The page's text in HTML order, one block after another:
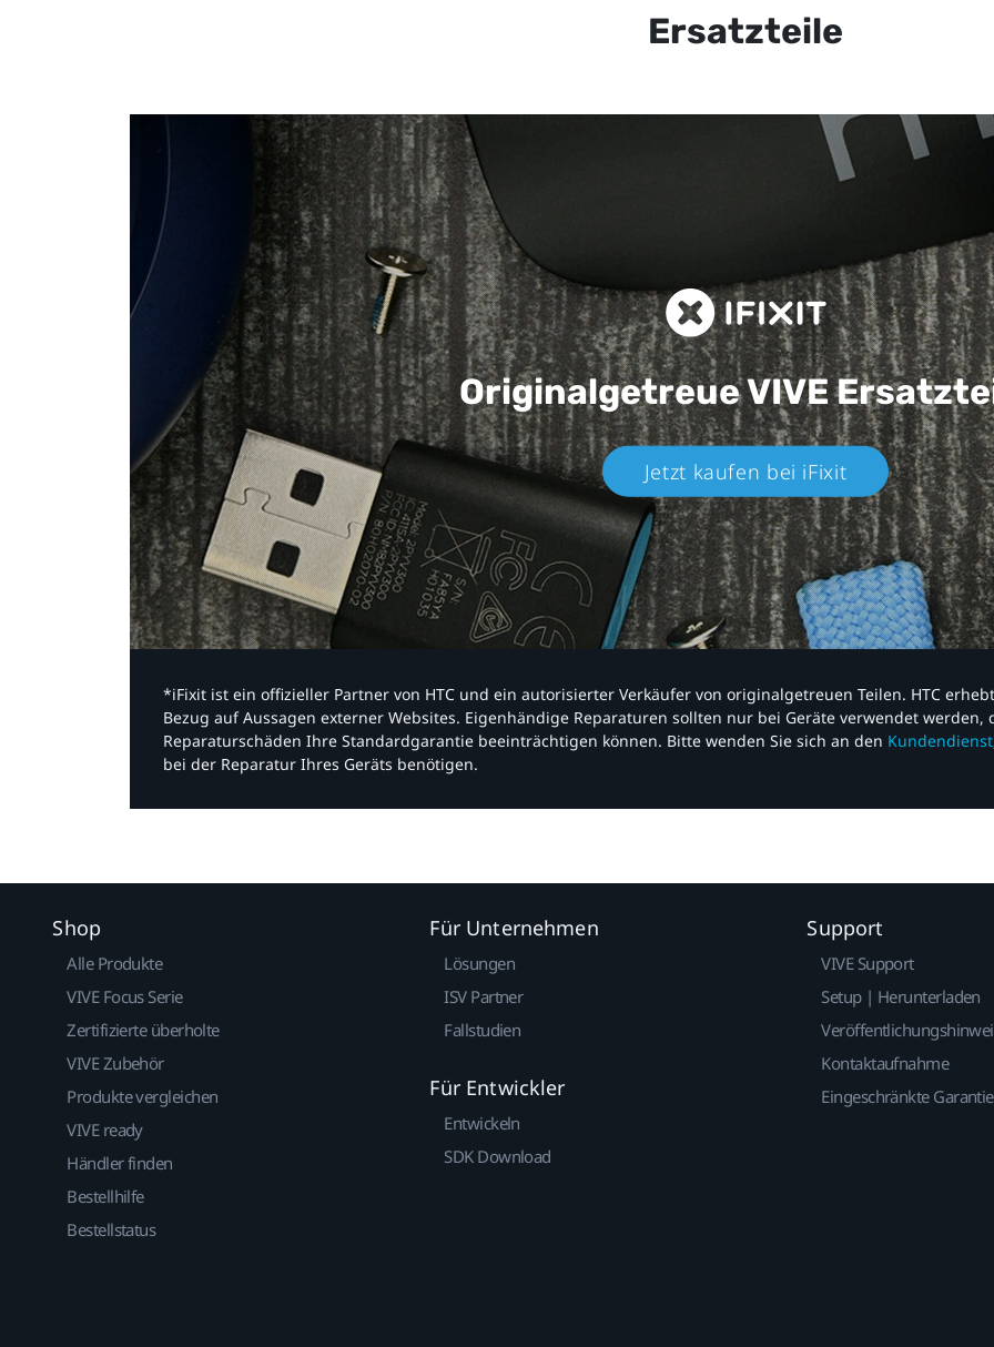
Ersatzteile
Originalgetreue VIVE
Jetzt kaufen bei iFixit​
*iFixit ist ein offizieller Partner von HTC und ein autorisierter Verkäufer von originalgetreuen Teilen. HTC
Bezug auf Aussagen externer Websites. Eigenhändige Reparaturen sollten nur bei Geräte verwendet
Reparaturschäden Ihre Standardgarantie beeinträchtigen können. Bitte wenden Sie sich an den Kundendienst
bei der Reparatur Ihres Geräts benötigen.​
Shop
Alle Produkte
VIVE Focus Serie
Zertifizierte überholte
VIVE Zubehör
Produkte vergleichen
VIVE ready
Händler finden
Bestellhilfe
Bestellstatus
Für Unternehmen
Lösungen
ISV Partner
Fallstudien
Für Entwickler
Entwickeln
SDK Download
Support
VIVE Support
Setup | Herunterladen
Kontaktaufnahme
Eingeschränkte Garantie